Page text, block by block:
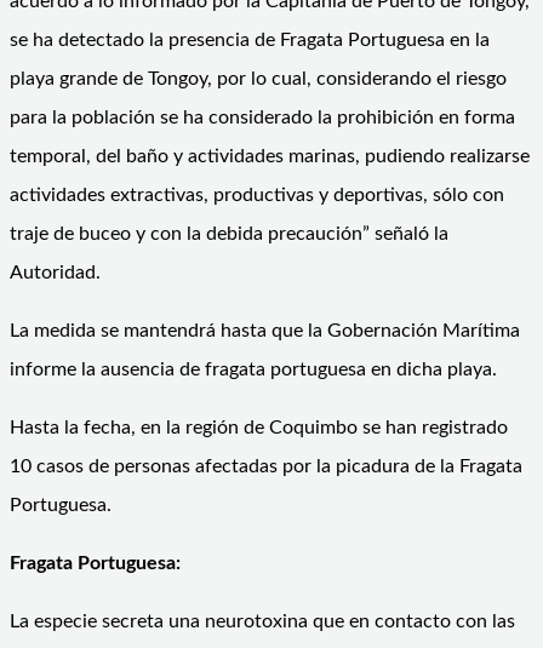
se ha detectado la presencia de Fragata Portuguesa en la
playa grande de Tongoy, por lo cual, considerando el riesgo
para la población se ha considerado la prohibición en forma
temporal, del baño y actividades marinas, pudiendo realizarse
actividades extractivas, productivas y deportivas, sólo con
traje de buceo y con la debida precaución” señaló la
Autoridad.
La medida se mantendrá hasta que la Gobernación Marítima
informe la ausencia de fragata portuguesa en dicha playa.
Hasta la fecha, en la región de Coquimbo se han registrado
10 casos de personas afectadas por la picadura de la Fragata
Portuguesa.
Fragata Portuguesa:
La especie secreta una neurotoxina que en contacto con las